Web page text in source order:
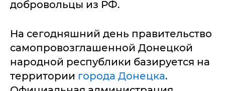
добровольцы из РФ.
На сегодняшний день правительство
самопровозглашенной Донецкой
народной республики базируется на
территории города Донецка.